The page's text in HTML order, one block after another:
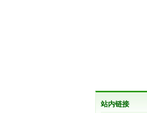
站内链接